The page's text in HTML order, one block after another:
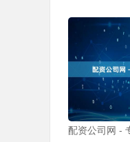
配资公司网 -